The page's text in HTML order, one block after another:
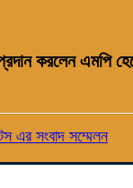
করলেন এমপি
এর সংবাদ সম্মেলন